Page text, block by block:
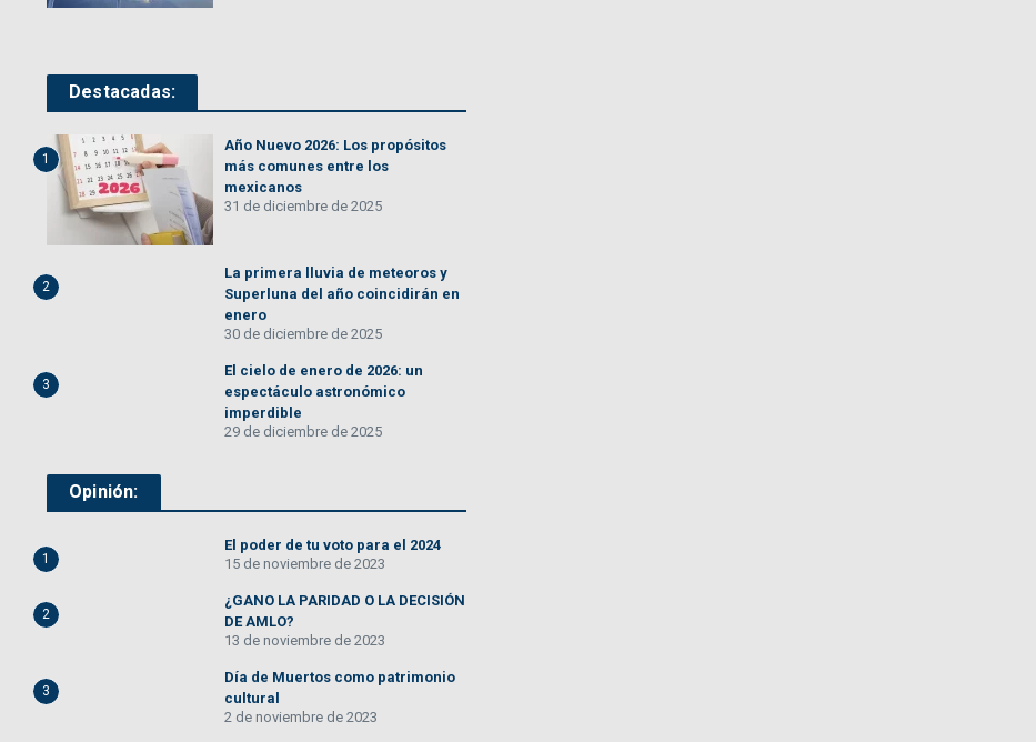
Destacadas:
1
Año Nuevo 2026: Los propósitos
más comunes entre los
mexicanos
31 de diciembre de 2025
2
La primera lluvia de meteoros y
Superluna del año coincidirán en
enero
30 de diciembre de 2025
3
El cielo de enero de 2026: un
espectáculo astronómico
imperdible
29 de diciembre de 2025
Opinión:
1
El poder de tu voto para el 2024
15 de noviembre de 2023
2
¿GANO LA PARIDAD O LA DECISIÓN
DE AMLO?
13 de noviembre de 2023
3
Día de Muertos como patrimonio
cultural
2 de noviembre de 2023